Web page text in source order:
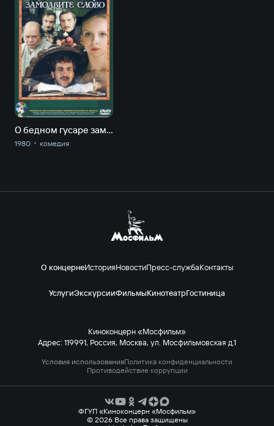
О бедном гусаре замолвите слово
1980 комедия
О концернеИсторияНовостиПресс-службаКонтакты
УслугиЭкскурсииФильмыКинотеатрГостиница
Киноконцерн «Мосфильм»
Адрес: 119991, Россия, Москва, ул. Мосфильмовская д.1
Условия использованияПолитика конфиденциальности
Противодействие коррупции
ФГУП «Киноконцерн «Мосфильм»
© 2026 Все права защищены